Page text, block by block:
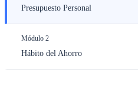
Presupuesto Personal
Módulo 2
Hábito del Ahorro